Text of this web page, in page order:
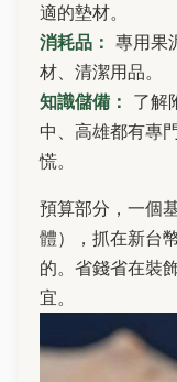
適的墊材。
消耗品： 專用果
材、清潔用品。
知識儲備： 了解
中、高雄都有專
慌。
預算部分，一個
體），抓在新台
的。省錢省在裝
宜。